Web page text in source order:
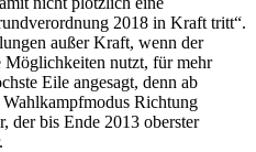
2018 in Kraft tritt“.
außer Kraft, wenn der
Möglichkeiten nutzt, für mehr
Eile angesagt, denn ab
Richtung
der bis Ende 2013 oberster